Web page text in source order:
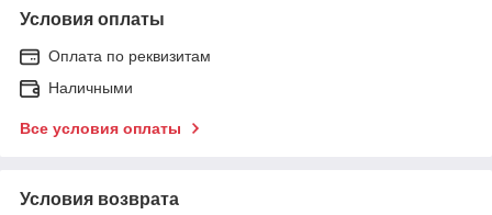
Условия оплаты
Оплата по реквизитам
Наличными
Все условия оплаты
Условия возврата